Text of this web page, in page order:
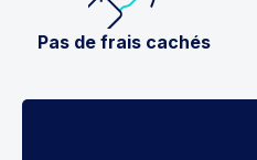
Pas de frais cachés